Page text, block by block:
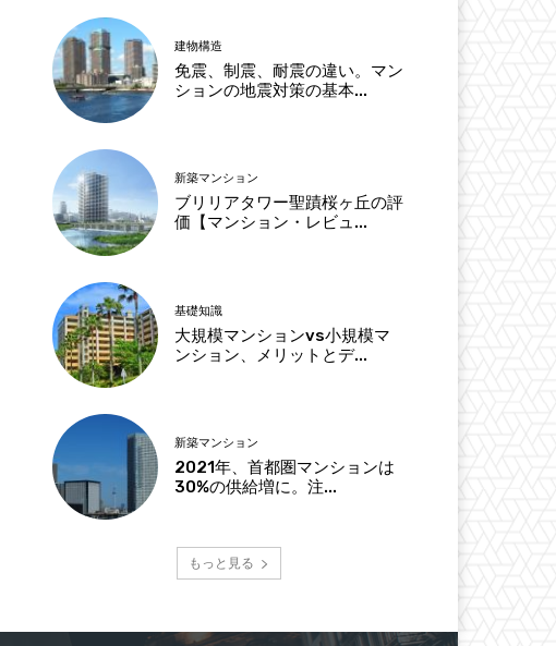
建物構造
免震、制震、耐震の違い。マン
ションの地震対策の基本...
新築マンション
ブリリアタワー聖蹟桜ヶ丘の評
価【マンション・レビュ...
基礎知識
大規模マンションvs小規模マ
ンション、メリットとデ...
新築マンション
2021年、首都圏マンションは
30%の供給増に。注...
もっと見る